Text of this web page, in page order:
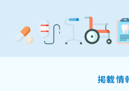
掲載情